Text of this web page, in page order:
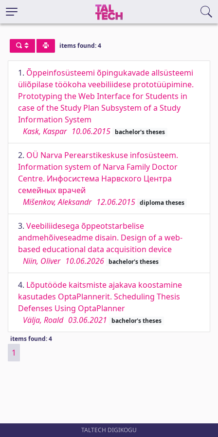
items found: 4
1. Õppeinfosüsteemi õpingukavade allsüsteemi
üliõpilase töökoha veebiliidese prototüüpimine.
Prototyping the Web Interface for Students in
case of the Study Plan Subsystem of a Study
Information System
Kask, Kaspar 10.06.2015 bachelor's theses
2. OÜ Narva Perearstikeskuse infosüsteem.
Information system of Narva Family Doctor
Centre. Инфосистема Нарвского Центра
семейных врачей
Mišenkov, Aleksandr 12.06.2015 diploma theses
3. Veebiliidesega õppeotstarbelise
andmehõiveseadme disain. Design of a web-
based educational data acquisition device
Niin, Oliver 10.06.2026 bachelor's theses
4. Lõputööde kaitsmiste ajakava koostamine
kasutades OptaPlannerit. Scheduling Thesis
Defenses Using OptaPlanner
Välja, Roald 03.06.2021 bachelor's theses
items found: 4
1
TALTECH DIGIKOGU